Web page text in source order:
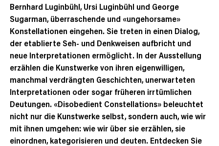
Bernhard Luginbühl, Ursi Luginbühl und George
Sugarman, überraschende und «ungehorsame»
Konstellationen eingehen. Sie treten in einen Dialog,
der etablierte Seh- und Denkweisen aufbricht und
neue Interpretationen ermöglicht. In der Ausstellung
erzählen die Kunstwerke von ihren eigenwilligen,
manchmal verdrängten Geschichten, unerwarteten
Interpretationen oder sogar früheren irrtümlichen
Deutungen. «Disobedient Constellations» beleuchtet
nicht nur die Kunstwerke selbst, sondern auch, wie wir
mit ihnen umgehen: wie wir über sie erzählen, sie
einordnen, kategorisieren und deuten. Entdecken Sie